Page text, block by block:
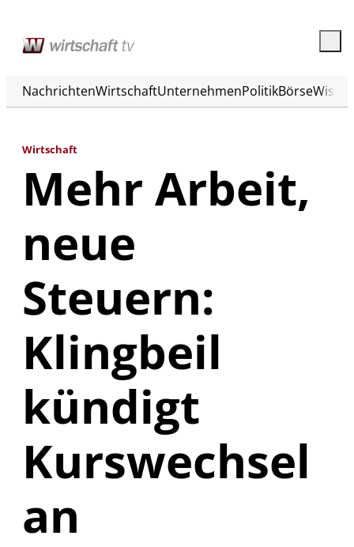
NachrichtenWirtschaftUnternehmenPolitikBörse
Wirtschaft
Mehr Arbeit,
neue
Steuern:
Klingbeil
kündigt
Kurswechsel
an